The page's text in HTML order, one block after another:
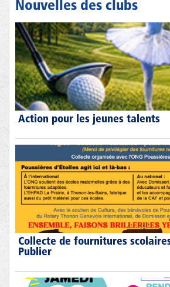
Nouvelles des clubs
Action pour les jeunes talents
Collecte de fournitures
Publier